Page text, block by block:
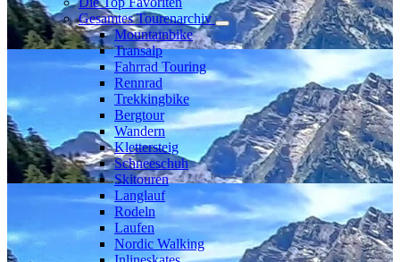
Gesamtes Tourenarchiv
Mountainbike
Transalp
Fahrrad Touring
Rennrad
Trekkingbike
Bergtour
Wandern
Klettersteig
Schneeschuh
Skitouren
Langlauf
Rodeln
Laufen
Nordic Walking